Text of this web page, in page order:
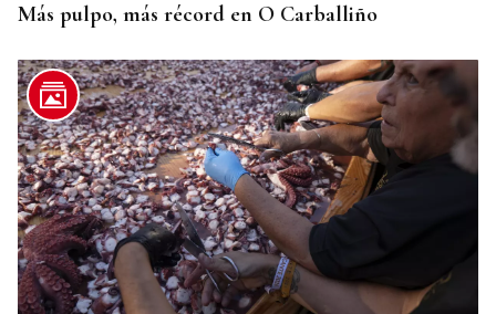
Más pulpo, más récord en O Carballiño